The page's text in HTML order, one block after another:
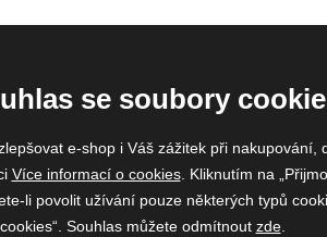
se soubory
e-shop i Váš zážitek při nakupování,
Více informací o cookies. Kliknutím na
li povolit užívání pouze některých typů
Souhlas můžete odmítnout zde.